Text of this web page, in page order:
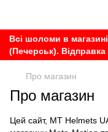
Всі шоломи в
(Печерськ).
Про магазин
Про магазин
Цей сайт, MT Helmets